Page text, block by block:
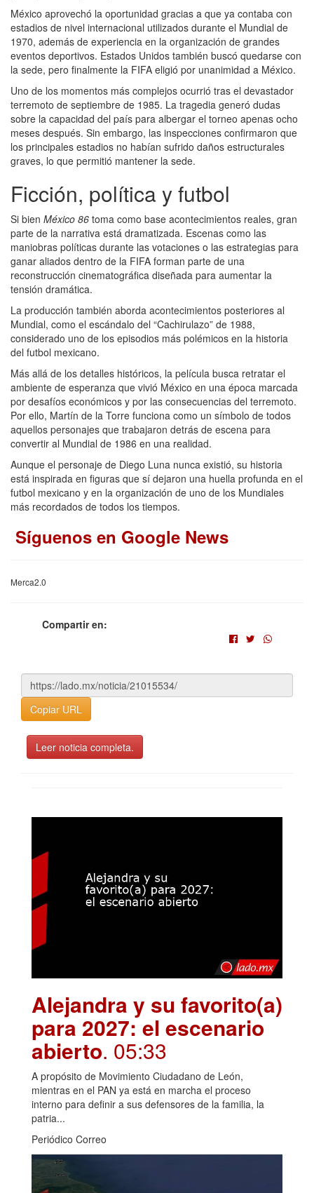
México aprovechó la oportunidad gracias a que ya contaba con
estadios de nivel internacional utilizados durante el Mundial de
1970, además de experiencia en la organización de grandes
eventos deportivos. Estados Unidos también buscó quedarse con
la sede, pero finalmente la FIFA eligió por unanimidad a México.
Uno de los momentos más complejos ocurrió tras el devastador
terremoto de septiembre de 1985. La tragedia generó dudas
sobre la capacidad del país para albergar el torneo apenas ocho
meses después. Sin embargo, las inspecciones confirmaron que
los principales estadios no habían sufrido daños estructurales
graves, lo que permitió mantener la sede.
Ficción, política y futbol
Si bien México 86 toma como base acontecimientos reales, gran
parte de la narrativa está dramatizada. Escenas como las
maniobras políticas durante las votaciones o las estrategias para
ganar aliados dentro de la FIFA forman parte de una
reconstrucción cinematográfica diseñada para aumentar la
tensión dramática.
La producción también aborda acontecimientos posteriores al
Mundial, como el escándalo del “Cachirulazo” de 1988,
considerado uno de los episodios más polémicos en la historia
del futbol mexicano.
Más allá de los detalles históricos, la película busca retratar el
ambiente de esperanza que vivió México en una época marcada
por desafíos económicos y por las consecuencias del terremoto.
Por ello, Martín de la Torre funciona como un símbolo de todos
aquellos personajes que trabajaron detrás de escena para
convertir al Mundial de 1986 en una realidad.
Aunque el personaje de Diego Luna nunca existió, su historia
está inspirada en figuras que sí dejaron una huella profunda en el
futbol mexicano y en la organización de uno de los Mundiales
más recordados de todos los tiempos.
Síguenos en Google News
Merca2.0
Compartir en:
Copiar URL
Leer noticia completa.
Alejandra y su favorito(a)
para 2027: el escenario
abierto. 05:33
A propósito de Movimiento Ciudadano de León,
mientras en el PAN ya está en marcha el proceso
interno para definir a sus defensores de la familia, la
patria...
Periódico Correo